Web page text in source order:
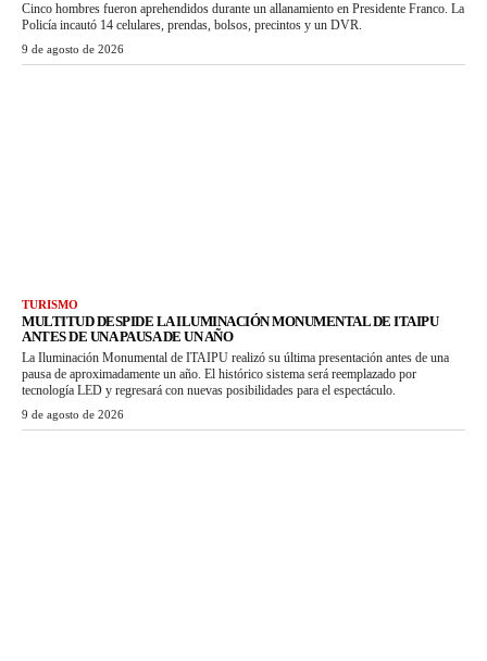
Cinco hombres fueron aprehendidos durante un allanamiento en Presidente Franco. La
Policía incautó 14 celulares, prendas, bolsos, precintos y un DVR.
9 de agosto de 2026
TURISMO
MULTITUD DESPIDE LA ILUMINACIÓN MONUMENTAL DE ITAIPU
ANTES DE UNA PAUSA DE UN AÑO
La Iluminación Monumental de ITAIPU realizó su última presentación antes de una
pausa de aproximadamente un año. El histórico sistema será reemplazado por
tecnología LED y regresará con nuevas posibilidades para el espectáculo.
9 de agosto de 2026